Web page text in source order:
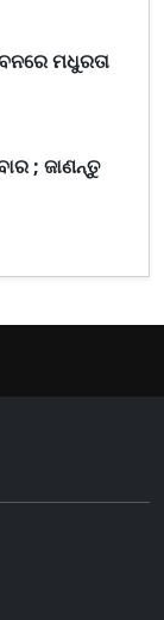
ମଧୁରତା
; ଜାଣନ୍ତୁ